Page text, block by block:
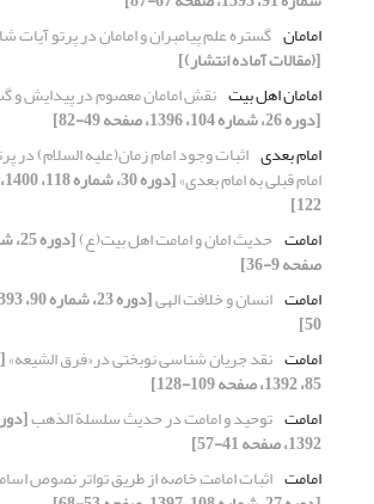
امامان گستره علم پیامبران و امامان در پرتو آیات
[(مقالات آماده انتشار)]
امامان اهل بیت نقش امامان معصوم در پیدایش و
[دوره 26، شماره 104، 1396، صفحه 49-82]
امام بعدی اثبات وجود امام زمان(علیه السلام) در
امام قبلی به امام بعدی»
122]
امامت حدیث امان و امامت اهل بیت(ع)
صفحه 9-36]
امامت انسان و خلافت الهی
50]
امامت نقد جریان شناسی نوبختی در«فرق الشیعه»
85، 1392، صفحه 109-128]
امامت توحید و امامت در حدیث سلسلة الذهب
1392، صفحه 41-57]
امامت اثبات امامت خاصه از طریق تواتر نصوص